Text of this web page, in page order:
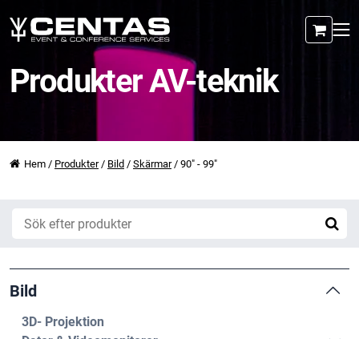
Produkter AV-teknik
Hem / Produkter/ Bild / Skärmar/ 90" - 99"
Bild
3D- Projektion